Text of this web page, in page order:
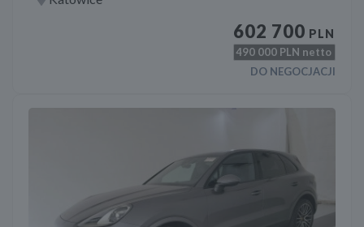
602 700 PLN
490 000 PLN netto
DO NEGOCJACJI